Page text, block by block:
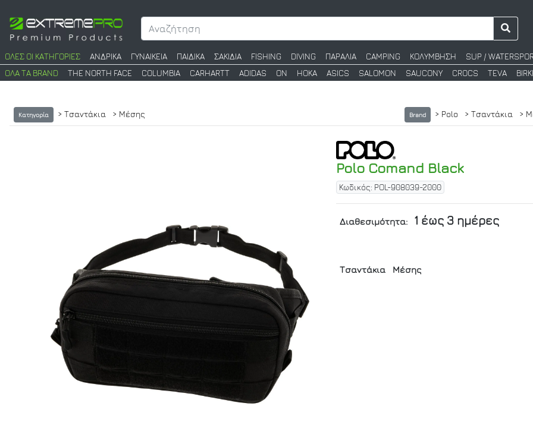
ΟΛΕΣ ΟΙ ΚΑΤΗΓΟΡΙΕΣ ΑΝΔΡΙΚΑ ΓΥΝΑΙΚΕΙΑ ΠΑΙΔΙΚΑ ΣΑΚΙΔΙΑ FISHING DIVING ΠΑΡΑΛΙΑ CAMPING ΚΟΛΥΜΒΗΣΗ SUP /
ΟΛΑ ΤΑ BRAND
THE NORTH FACE COLUMBIA CARHARTT ADIDAS ON HOKA ASICS SALOMON SAUCONY CROCS TEVA
Κατηγορία > Τσαντάκια > Μέσης Brand > Polo > Τσαντάκια >
Polo Comand Black
Κωδικός: POL-908039-2000
Διαθεσιμότητα: 1 έως 3 ημέρες
Τσαντάκια Μέσης